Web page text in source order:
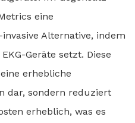
eine
Alternative, indem
Geräte setzt. Diese
erhebliche
dar, sondern reduziert
erheblich, was es